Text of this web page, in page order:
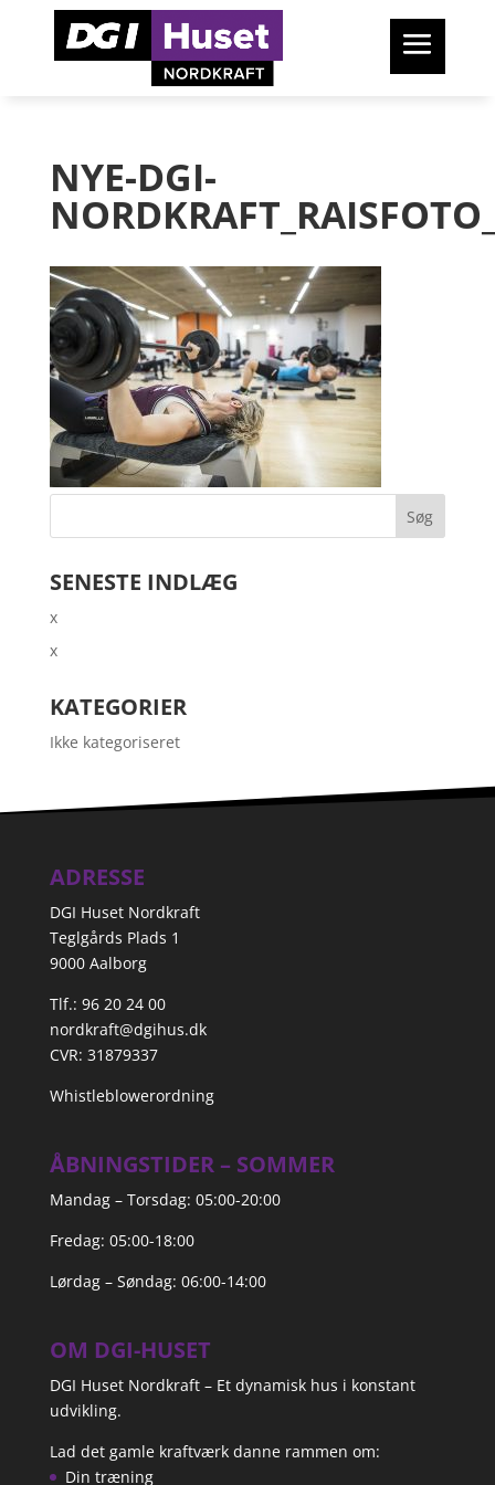
NYE-DGI-
SENESTE INDLÆG
x
x
KATEGORIER
Ikke kategoriseret
ADRESSE
DGI Huset Nordkraft
Teglgårds Plads 1
9000 Aalborg
Tlf.: 96 20 24 00
nordkraft@dgihus.dk
CVR: 31879337
Whistleblowerordning
ÅBNINGSTIDER – SOMMER
Mandag – Torsdag: 05:00-20:00
Fredag: 05:00-18:00
Lørdag – Søndag: 06:00-14:00
OM DGI-HUSET
DGI Huset Nordkraft – Et dynamisk hus i konstant
udvikling.
Lad det gamle kraftværk danne rammen om:
Din træning